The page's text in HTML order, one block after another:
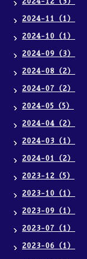
2024-11（1）
2024-10（1）
2024-09（3）
2024-08（2）
2024-07（2）
2024-05（5）
2024-04（2）
2024-03（1）
2024-01（2）
2023-12（5）
2023-10（1）
2023-09（1）
2023-07（1）
2023-06（1）